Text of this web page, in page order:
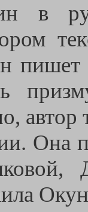
в
автор
Она